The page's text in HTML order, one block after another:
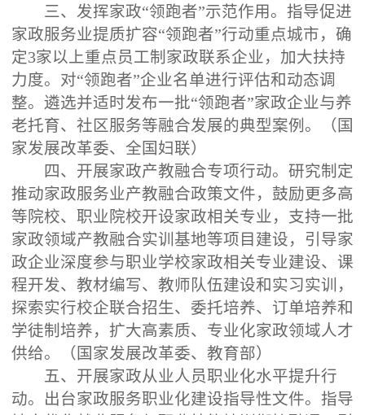
三、发挥家政“领跑者”示范作用。指导促进
家政服务业提质扩容“领跑者”行动重点城市，确
定3家以上重点员工制家政联系企业，加大扶持
力度。对“领跑者”企业名单进行评估和动态调
整。遴选并适时发布一批“领跑者”家政企业与养
老托育、社区服务等融合发展的典型案例。（国
家发展改革委、全国妇联）
四、开展家政产教融合专项行动。研究制定
推动家政服务业产教融合政策文件，鼓励更多高
等院校、职业院校开设家政相关专业，支持一批
家政领域产教融合实训基地等项目建设，引导家
政企业深度参与职业学校家政相关专业建设、课
程开发、教材编写、教师队伍建设和实习实训，
探索实行校企联合招生、委托培养、订单培养和
学徒制培养，扩大高素质、专业化家政领域人才
供给。（国家发展改革委、教育部）
五、开展家政从业人员职业化水平提升行
动。出台家政服务职业化建设指导性文件。指导